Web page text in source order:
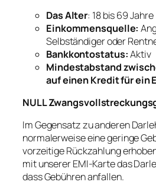
Das Alter: 18 bis 69 Jahre
Einkommensquelle:
Selbständiger oder
Bankkontostatus:Aktiv
Mindestabstand
auf einen Kredit für ein
NULL
Im Gegensatz zu anderen
normalerweise eine geringe
vorzeitige Rückzahlung
mit unserer EMI-Karte das
dass Gebühren anfallen.